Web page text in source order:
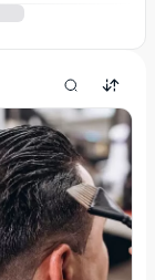
ПОЛУЧЕНИЯ